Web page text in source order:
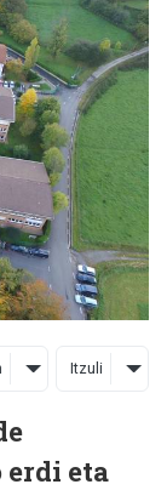
Itzuli
eta